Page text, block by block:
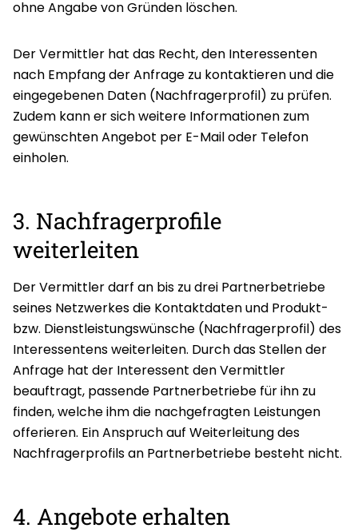
ohne Angabe von Gründen löschen.
Der Vermittler hat das Recht, den Interessenten
nach Empfang der Anfrage zu kontaktieren und die
eingegebenen Daten (Nachfragerprofil) zu prüfen.
Zudem kann er sich weitere Informationen zum
gewünschten Angebot per E-Mail oder Telefon
einholen.
3. Nachfragerprofile
weiterleiten
Der Vermittler darf an bis zu drei Partnerbetriebe
seines Netzwerkes die Kontaktdaten und Produkt-
bzw. Dienstleistungswünsche (Nachfragerprofil) des
Interessentens weiterleiten. Durch das Stellen der
Anfrage hat der Interessent den Vermittler
beauftragt, passende Partnerbetriebe für ihn zu
finden, welche ihm die nachgefragten Leistungen
offerieren. Ein Anspruch auf Weiterleitung des
Nachfragerprofils an Partnerbetriebe besteht nicht.
4. Angebote erhalten